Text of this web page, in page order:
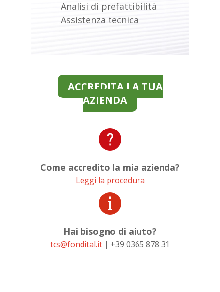
Analisi di prefattibilità
Assistenza tecnica
ACCREDITA LA TUA
AZIENDA
Come accredito la mia azienda?
Leggi la procedura
Hai bisogno di aiuto?
tcs@fondital.it | +39 0365 878 31